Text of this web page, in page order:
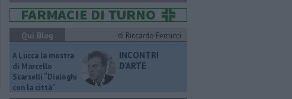
Qui Blog
di Riccardo Ferrucci
A Lucca la mostra
di Marcello
Scarselli “Dialoghi
con la città"
INCONTRI
D'ARTE